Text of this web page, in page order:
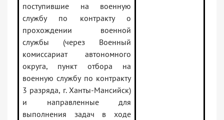
поступившие на военную
службу по контракту о
прохождении военной
службы (через Военный
комиссариат автономного
округа, пункт отбора на
военную службу по контракту
3 разряда, г. Ханты-Мансийск)
и направленные для
выполнения задач в ходе